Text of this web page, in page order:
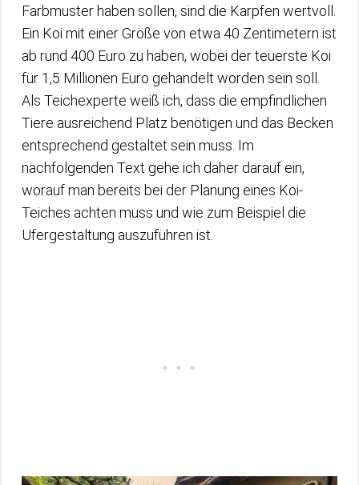
Farbmuster haben sollen, sind die Karpfen wertvoll.
Ein Koi mit einer Größe von etwa 40 Zentimetern ist
ab rund 400 Euro zu haben, wobei der teuerste Koi
für 1,5 Millionen Euro gehandelt worden sein soll.
Als Teichexperte weiß ich, dass die empfindlichen
Tiere ausreichend Platz benötigen und das Becken
entsprechend gestaltet sein muss. Im
nachfolgenden Text gehe ich daher darauf ein,
worauf man bereits bei der Planung eines Koi-
Teiches achten muss und wie zum Beispiel die
Ufergestaltung auszuführen ist.